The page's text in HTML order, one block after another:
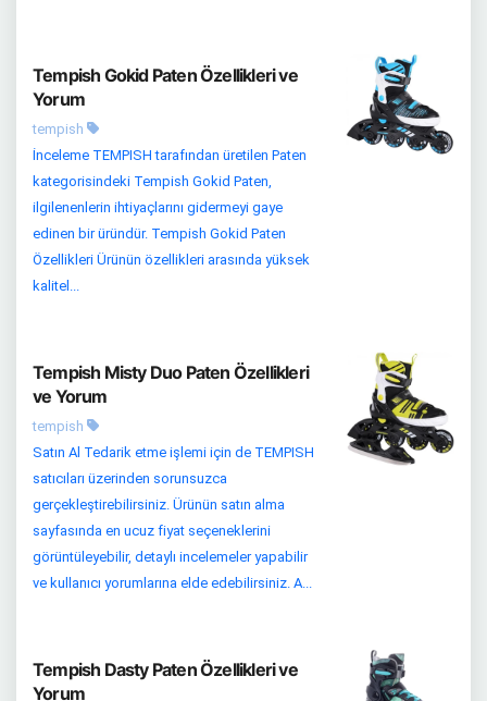
Tempish Gokid Paten Özellikleri ve
Yorum
tempish
İnceleme TEMPISH tarafından üretilen Paten
kategorisindeki Tempish Gokid Paten,
ilgilenenlerin ihtiyaçlarını gidermeyi gaye
edinen bir üründür. Tempish Gokid Paten
Özellikleri Ürünün özellikleri arasında yüksek
kalitel...
Tempish Misty Duo Paten Özellikleri
ve Yorum
tempish
Satın Al Tedarik etme işlemi için de TEMPISH
satıcıları üzerinden sorunsuzca
gerçekleştirebilirsiniz. Ürünün satın alma
sayfasında en ucuz fiyat seçeneklerini
görüntüleyebilir, detaylı incelemeler yapabilir
ve kullanıcı yorumlarına elde edebilirsiniz. A...
Tempish Dasty Paten Özellikleri ve
Yorum